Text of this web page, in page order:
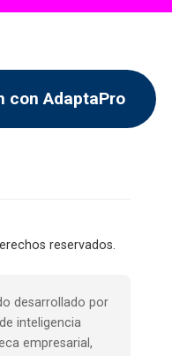
con AdaptaPro
reservados.
desarrollado por
inteligencia
empresarial,